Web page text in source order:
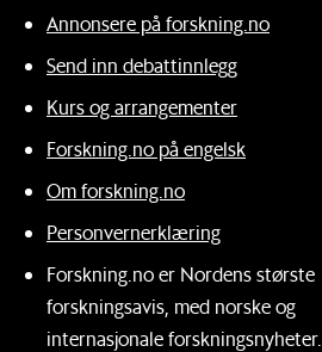
Annonsere på forskning.no
Send inn debattinnlegg
Kurs og arrangementer
Forskning.no på engelsk
Om forskning.no
Personvernerklæring
Forskning.no er Nordens største
forskningsavis, med norske og
internasjonale forskningsnyheter.